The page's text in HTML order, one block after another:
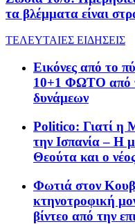
τα βλέμματα είναι
ΤΕΛΕΥΤΑΙΕΣ ΕΙΔΗΣΕΙΣ
Εικόνες από το
10+1 ΦΩΤΟ από
δυνάμεων
Politico: Γιατί η
την Ισπανία – Η
Θεούτα και ο
Φωτιά στον
κτηνοτροφική
βίντεο από την